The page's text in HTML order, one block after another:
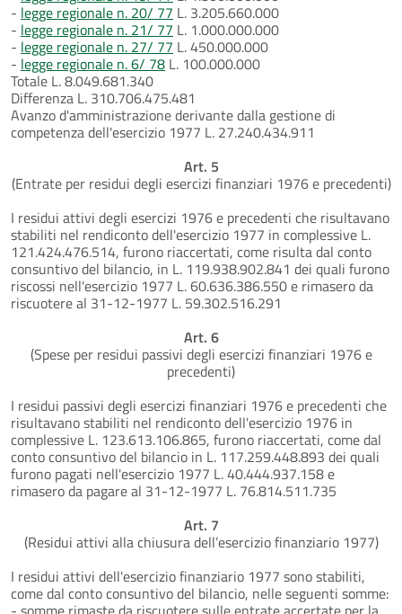
- legge regionale n. 20/ 77 L. 3.205.660.000
- legge regionale n. 21/ 77 L. 1.000.000.000
- legge regionale n. 27/ 77 L. 450.000.000
- legge regionale n. 6/ 78 L. 100.000.000
Totale L. 8.049.681.340
Differenza L. 310.706.475.481
Avanzo d'amministrazione derivante dalla gestione di
competenza dell'esercizio 1977 L. 27.240.434.911
Art. 5
(Entrate per residui degli esercizi finanziari 1976 e precedenti)
I residui attivi degli esercizi 1976 e precedenti che risultavano
stabiliti nel rendiconto dell'esercizio 1977 in complessive L.
121.424.476.514, furono riaccertati, come risulta dal conto
consuntivo del bilancio, in L. 119.938.902.841 dei quali furono
riscossi nell'esercizio 1977 L. 60.636.386.550 e rimasero da
riscuotere al 31-12-1977 L. 59.302.516.291
Art. 6
(Spese per residui passivi degli esercizi finanziari 1976 e
precedenti)
I residui passivi degli esercizi finanziari 1976 e precedenti che
risultavano stabiliti nel rendiconto dell'esercizio 1976 in
complessive L. 123.613.106.865, furono riaccertati, come dal
conto consuntivo del bilancio in L. 117.259.448.893 dei quali
furono pagati nell'esercizio 1977 L. 40.444.937.158 e
rimasero da pagare al 31-12-1977 L. 76.814.511.735
Art. 7
(Residui attivi alla chiusura dell’esercizio finanziario 1977)
I residui attivi dell'esercizio finanziario 1977 sono stabiliti,
come dal conto consuntivo del bilancio, nelle seguenti somme: